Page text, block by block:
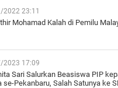
2022 23:11
Mohamad Kalah di Pemilu
2023 17:09
Sari Salurkan Beasiswa PIP
se-Pekanbaru, Salah Satunya ke